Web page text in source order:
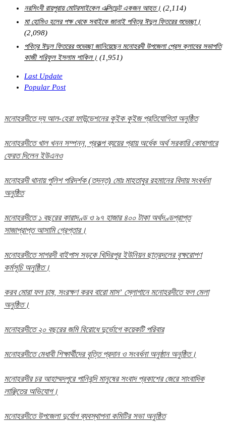
নরসিংদী রায়পুরায় মোটরসাইকেল এক্সিডেন্ট একজন আহত। (2,114)
মা হোমিও হলের পক্ষ থেকে সবাইকে জানাই পবিত্র ঈদুল ফিতরের শুভেচ্ছা।
(2,098)
পবিত্র ঈদুল ফিতরের শুভেচ্ছা জানিয়েছেন মনোহরদী উপজেলা প্রেস ক্লাবের সভাপতি
কাজী শরিফুল ইসলাম শাকিল। (1,951)
Last Update
Popular Post
মনোহরদীতে দ্য আল-হেরা ফাউন্ডেশনের কুইক কুইজ প্রতিযোগিতা অনুষ্ঠিত
মনোহরদীতে খাল খনন সম্পন্ন, প্রকল্প ব্যয়ের প্রায় অর্ধেক অর্থ সরকারি কোষাগারে
ফেরত দিলেন ইউএনও
মনোহরদী থানায় পুলিশ পরিদর্শক (তদন্ত) মোঃ মাহতাবুর রহমানের বিদায় সংবর্ধনা
অনুষ্ঠিত
মনোহরদীতে ১ বছরের কারাদণ্ড ও ৯৭ হাজার ৪০০ টাকা অর্থদণ্ডপ্রাপ্ত
সাজাপ্রাপ্ত আসামি গ্রেপ্তার।
মনোহরদীতে সাগরদী বাইপাস সড়কে খিদিরপুর ইউনিয়ন ছাত্রদলের বৃক্ষরোপণ
কর্মসূচি অনুষ্ঠিত।
করব মোরা ফল চাষ, সংরক্ষণ করব বারো মাস’ স্লোগানে মনোহরদীতে ফল মেলা
অনুষ্ঠিত।
মনোহরদীতে ২০ বছরের জমি বিরোধে দুর্ভোগে কয়েকটি পরিবার
মনোহরদীতে মেধাবী শিক্ষার্থীদের বৃত্তি প্রদান ও সংবর্ধনা অনুষ্ঠান অনুষ্ঠিত।
মনোহরদীর চর আহাম্মদপুরে পানিবন্দি মানুষের সংবাদ প্রকাশের জেরে সাংবাদিক
লাঞ্ছিতের অভিযোগ।
মনোহরদীতে উপজেলা দুর্যোগ ব্যবস্থাপনা কমিটির সভা অনুষ্ঠিত